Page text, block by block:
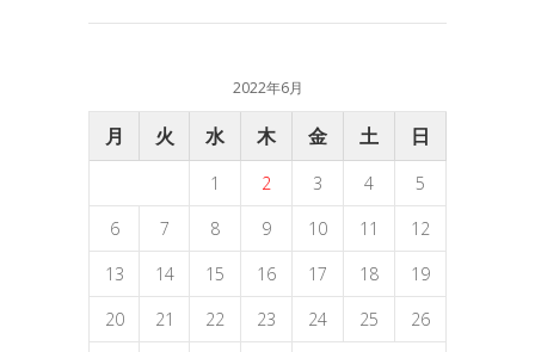
2022年6月
月 火 水 木 金 土 日
1 2 3 4
5
6
7 8 9 10 11
12
13
14 15 16 17 18
19
20
21 22 23 24 25
26